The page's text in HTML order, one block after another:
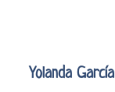
Yolanda García